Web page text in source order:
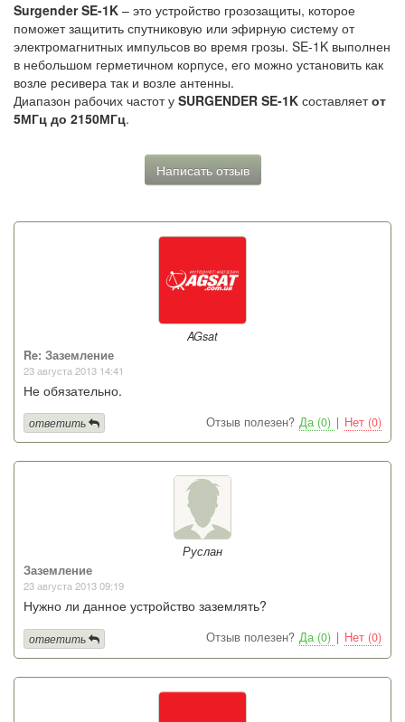
Surgender SE-1K – это устройство грозозащиты, которое
поможет защитить спутниковую или эфирную систему от
электромагнитных импульсов во время грозы. SE-1K выполнен
в небольшом герметичном корпусе, его можно установить как
возле ресивера так и возле антенны.
Диапазон рабочих частот у SURGENDER SE-1K составляетот
5МГц до 2150МГц.
Написать отзыв
AGsat
Re: Заземление
23 августа 2013 14:41
Не обязательно.
Отзыв полезен? Да (0) | Нет (0)
ответить
Руслан
Заземление
23 августа 2013 09:19
Нужно ли данное устройство заземлять?
Отзыв полезен? Да (0) | Нет (0)
ответить